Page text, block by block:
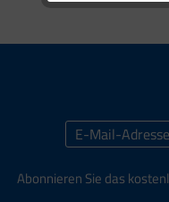
Abonnieren Sie das